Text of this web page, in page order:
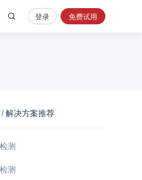
安
全
登录 免费试用
解决方案推荐
测
测